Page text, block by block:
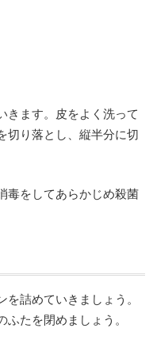
きます。皮をよく洗って
切り落とし、縦半分に切
毒をしてあらかじめ殺菌
詰めていきましょう。
たを閉めましょう。